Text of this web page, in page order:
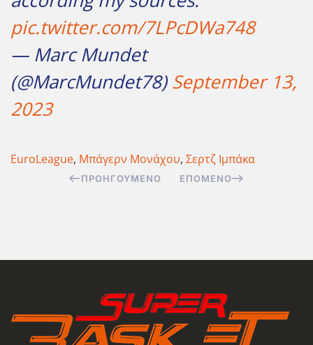
pic.twitter.com/7LPcDWa748
— Marc Mundet
(@MarcMundet78)September 13,
2023
EuroLeague, Μπάγερν Μονάχου, Σερτζ Ιμπάκα
ΠΡΟΗΓΟΎΜΕΝΟ ΕΠΌΜΕΝΟ